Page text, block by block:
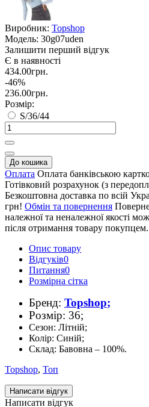
Виробник: Topshop
Модель: 30g07uden
Залишити перший відгук
Є в наявності
434.00грн.
-46%
236.00грн.
Розмір:
S/36/44
До кошика
Оплата Оплата банківською
Готівковий розрахунок (з
Безкоштовна доставка по всій
грн! Обмін та повернення
належної та неналежної якості
після отримання товару покупцем.
Опис товару
Відгуків0
Питання0
Розмірна сітка
Бренд: Topshop;
Розмір: 36;
Сезон: Літній;
Колір: Синій;
Склад: Бавовна – 100%.
Topshop, Топ
Написати відгук
Написати відгук